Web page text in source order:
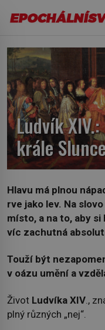
Ludvík
krále
Hlavu má plnou
rve jako lev. Na
místo, a na to, aby
víc zachutná
Touží být
v oázu umění a
Život Ludvíka XIV.,
plný různých „nej“.